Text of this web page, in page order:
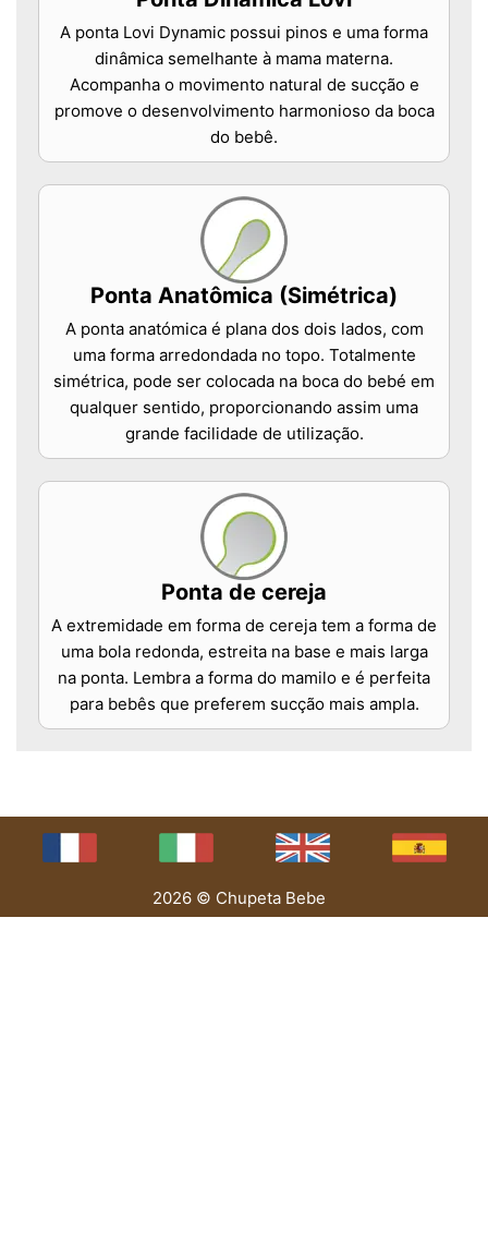
A ponta Lovi Dynamic possui pinos e uma forma
dinâmica semelhante à mama materna.
Acompanha o movimento natural de sucção e
promove o desenvolvimento harmonioso da boca
do bebê.
Ponta Anatômica (Simétrica)
A ponta anatómica é plana dos dois lados, com
uma forma arredondada no topo. Totalmente
simétrica, pode ser colocada na boca do bebé em
qualquer sentido, proporcionando assim uma
grande facilidade de utilização.
Ponta de cereja
A extremidade em forma de cereja tem a forma de
uma bola redonda, estreita na base e mais larga
na ponta. Lembra a forma do mamilo e é perfeita
para bebês que preferem sucção mais ampla.
2026 © Chupeta Bebe